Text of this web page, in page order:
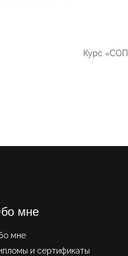
Курс
мне
мне
и сертификаты